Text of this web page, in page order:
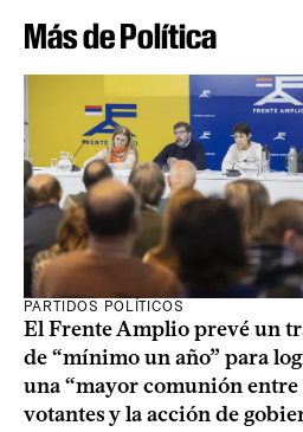
Más de Política
PARTIDOS POLÍTICOS
El Frente Amplio prevé un
de “mínimo un año” para
una “mayor comunión entre
votantes y la acción de